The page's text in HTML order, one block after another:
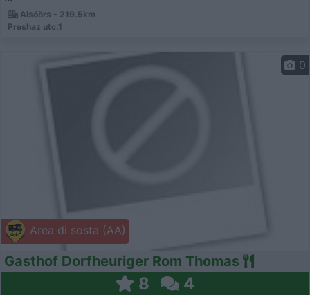
Alsóörs - 219.5km
Preshaz utc.1
Area di sosta (AA)
0
Gasthof Dorfheuriger Rom Thomas
8 4